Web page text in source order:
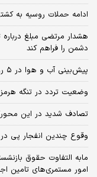
ادامه حملات روسیه به
هشدار مرتضی مبلغ
دشمن را فراهم کند
پیش‌بینی آب و هوا در ۵ روز آینده/ این مناطق بارانی می‌شوند
وضعیت تردد در تنگه هرمز
تصادف شدید در این محور/ ۴ نفر جان
وقوع چندین انفجار پی
مابه التفاوت حقوق
امور مستمری‌های تامین